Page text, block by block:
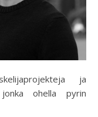
ja
jonka ohella pyrin